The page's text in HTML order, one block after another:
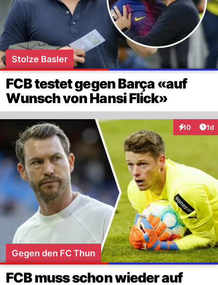
Stolze Basler
FCB testet gegen Barça «auf
Wunsch von Hansi Flick»
10 1d
Gegen den FC Thun
FCB muss schon wieder auf